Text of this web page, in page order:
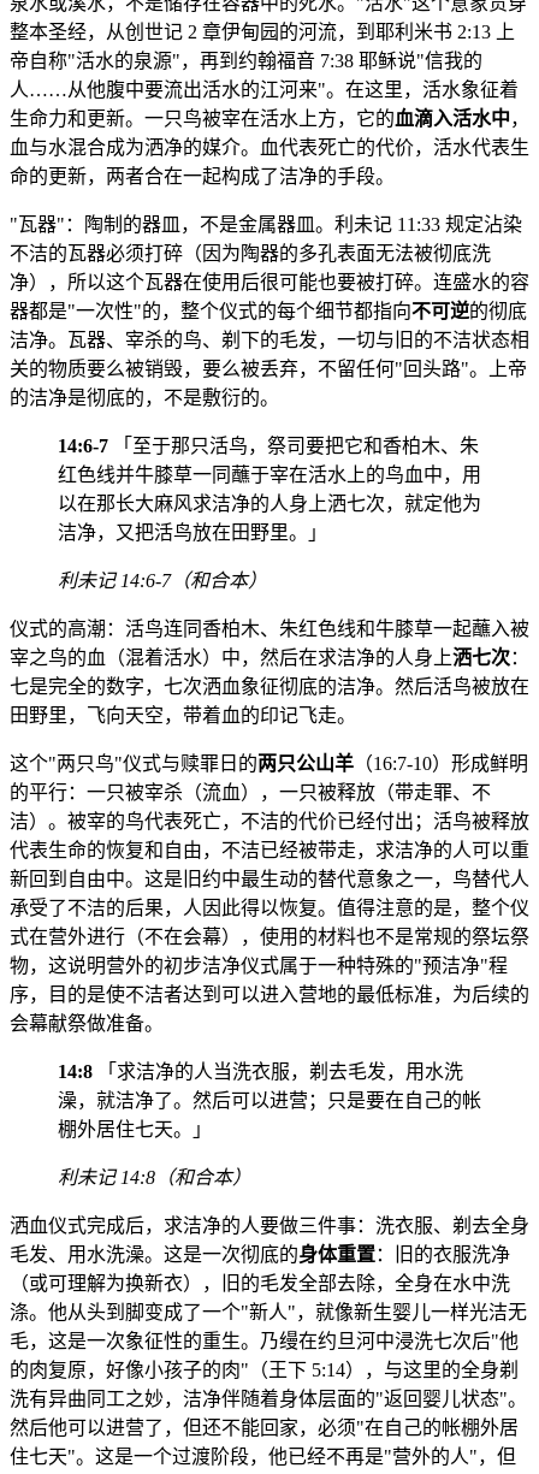
整本圣经，从创世记 2 章伊甸园的河流，到耶利米书 2:13 上
帝自称"活水的泉源"，再到约翰福音 7:38 耶稣说"信我的
人……从他腹中要流出活水的江河来"。在这里，活水象征着
生命力和更新。一只鸟被宰在活水上方，它的血滴入活水中，
血与水混合成为洒净的媒介。血代表死亡的代价，活水代表生
命的更新，两者合在一起构成了洁净的手段。
"瓦器"：陶制的器皿，不是金属器皿。利未记 11:33 规定沾染
不洁的瓦器必须打碎（因为陶器的多孔表面无法被彻底洗
净），所以这个瓦器在使用后很可能也要被打碎。连盛水的容
器都是"一次性"的，整个仪式的每个细节都指向不可逆的彻底
洁净。瓦器、宰杀的鸟、剃下的毛发，一切与旧的不洁状态相
关的物质要么被销毁，要么被丢弃，不留任何"回头路"。上帝
的洁净是彻底的，不是敷衍的。
14:6-7 「至于那只活鸟，祭司要把它和香柏木、朱
红色线并牛膝草一同蘸于宰在活水上的鸟血中，用
以在那长大麻风求洁净的人身上洒七次，就定他为
洁净，又把活鸟放在田野里。」
利未记 14:6-7（和合本）
仪式的高潮：活鸟连同香柏木、朱红色线和牛膝草一起蘸入被
宰之鸟的血（混着活水）中，然后在求洁净的人身上洒七次：
七是完全的数字，七次洒血象征彻底的洁净。然后活鸟被放在
田野里，飞向天空，带着血的印记飞走。
这个"两只鸟"仪式与赎罪日的两只公山羊 （16:7-10）形成鲜明
的平行：一只被宰杀（流血），一只被释放（带走罪、不
洁）。被宰的鸟代表死亡，不洁的代价已经付出；活鸟被释放
代表生命的恢复和自由，不洁已经被带走，求洁净的人可以重
新回到自由中。这是旧约中最生动的替代意象之一，鸟替代人
承受了不洁的后果，人因此得以恢复。值得注意的是，整个仪
式在营外进行（不在会幕），使用的材料也不是常规的祭坛祭
物，这说明营外的初步洁净仪式属于一种特殊的"预洁净"程
序，目的是使不洁者达到可以进入营地的最低标准，为后续的
会幕献祭做准备。
14:8 「求洁净的人当洗衣服，剃去毛发，用水洗
澡，就洁净了。然后可以进营；只是要在自己的帐
棚外居住七天。」
利未记 14:8（和合本）
洒血仪式完成后，求洁净的人要做三件事：洗衣服、剃去全身
毛发、用水洗澡。这是一次彻底的身体重置：旧的衣服洗净
（或可理解为换新衣），旧的毛发全部去除，全身在水中洗
涤。他从头到脚变成了一个"新人"，就像新生婴儿一样光洁无
毛，这是一次象征性的重生。乃缦在约旦河中浸洗七次后"他
的肉复原，好像小孩子的肉"（王下 5:14），与这里的全身剃
洗有异曲同工之妙，洁净伴随着身体层面的"返回婴儿状态"。
然后他可以进营了，但还不能回家，必须"在自己的帐棚外居
住七天"。这是一个过渡阶段，他已经不再是"营外的人"，但